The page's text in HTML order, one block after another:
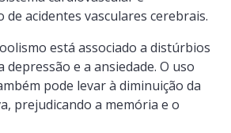
acidentes vasculares cerebrais.
está associado a distúrbios
depressão e a ansiedade. O uso
pode levar à diminuição da
prejudicando a memória e o